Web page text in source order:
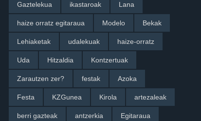
Gaztelekua ikastaroak Lana
haize orratz egitaraua Modelo Bekak
Lehiaketak udalekuak haize-orratz
Uda Hitzaldia Kontzertuak
Zarautzen zer? festak Azoka
Festa KZGunea Kirola artezaleak
berri gazteak antzerkia Egitaraua